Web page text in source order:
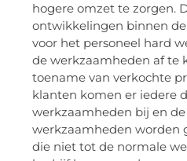
hogere omzet te zorgen.
ontwikkelingen binnen
voor het personeel hard
de werkzaamheden af te
toename van verkochte
klanten komen er iedere
werkzaamheden bij en
werkzaamheden worden
die niet tot de normale